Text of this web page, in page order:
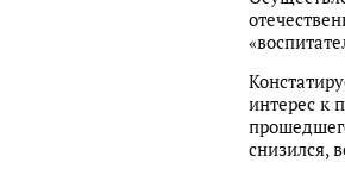
интерес к
снизился,